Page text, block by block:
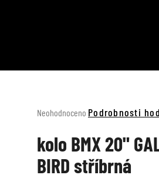
Průměrné
produktu
je
0,0
Neohodnoceno Podrobnosti
kolo BMX 20"
BIRD stříbrná